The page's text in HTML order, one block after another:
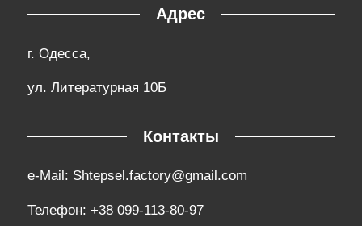
Адрес
г. Одесса,
ул. Литературная 10Б
Контакты
e-Mail: Shtepsel.factory@gmail.com
Телефон: +38 099-113-80-97